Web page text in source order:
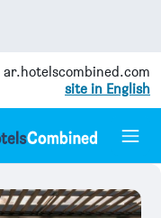
ar.hotelscombined.com
site in English